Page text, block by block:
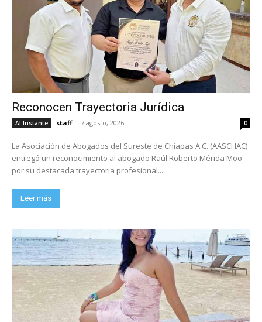
Reconocen Trayectoria Jurídica
Al Instante staff - 7 agosto, 2026 0
La Asociación de Abogados del Sureste de Chiapas A.C. (AASCHAC)
entregó un reconocimiento al abogado Raúl Roberto Mérida Moo
por su destacada trayectoria profesional...
Leer más